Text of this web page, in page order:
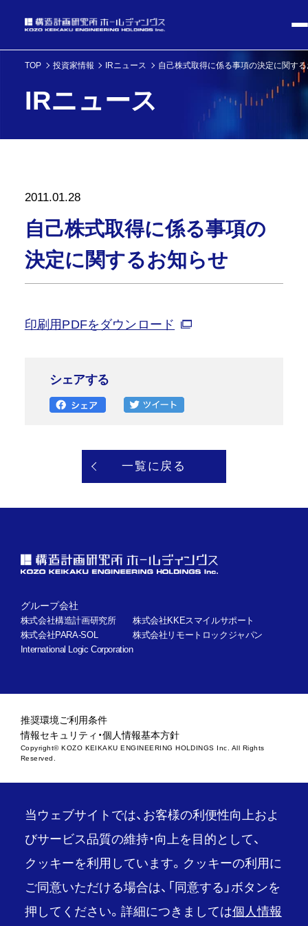
TOP 投資家情報 IRニュース 自己株式取得に係る事項の決定に関す
IRニュース
2011.01.28
自己株式取得に係る事項の
決定に関するお知らせ
印刷用PDFをダウンロード
シェアする
一覧に戻る
グループ会社
株式会社構造計画研究所
株式会社KKEスマイルサポート
株式会社PARA-SOL
株式会社リモートロックジャパン
International Logic Corporation
推奨環境ご利用条件
情報セキュリティ・個人情報基本方針
Copyright© KOZO KEIKAKU ENGINEERING HOLDINGS Inc. All Rights
Reserved.
当ウェブサイトでは、お客様の利便性向上およ
びサービス品質の維持・向上を目的として、
クッキーを利用しています。クッキーの利用に
ご同意いただける場合は、「同意する」ボタンを
押してください。詳細につきましては個人情報